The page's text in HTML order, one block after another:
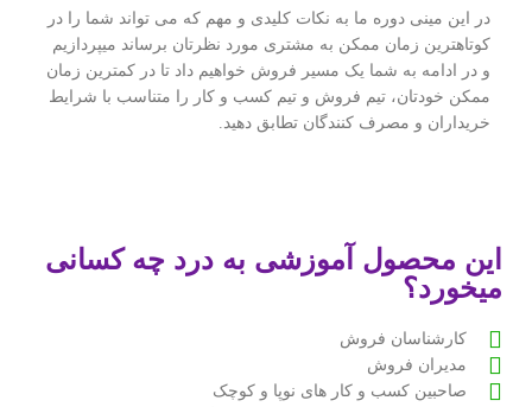
در این مینی دوره ما به نکات کلیدی و مهم که می تواند شما را در
کوتاهترین زمان ممکن به مشتری مورد نظرتان برساند میپردازیم
و در ادامه به شما یک مسیر فروش خواهیم داد تا در کمترین زمان
ممکن خودتان، تیم فروش و تیم کسب و کار را متناسب با شرایط
خریداران و مصرف کنندگان تطابق دهید.
این محصول آموزشی به درد چه کسانی
میخورد؟
کارشناسان فروش
مدیران فروش
صاحبین کسب و کار های نوپا و کوچک